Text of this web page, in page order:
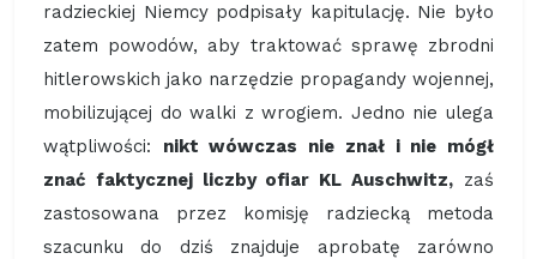
radzieckiej Niemcy podpisały kapitulację. Nie było
zatem powodów, aby traktować sprawę zbrodni
hitlerowskich jako narzędzie propagandy wojennej,
mobilizującej do walki z wrogiem. Jedno nie ulega
wątpliwości: nikt wówczas nie znał i nie mógł
znać faktycznej liczby ofiar KL Auschwitz, zaś
zastosowana przez komisję radziecką metoda
szacunku do dziś znajduje aprobatę zarówno